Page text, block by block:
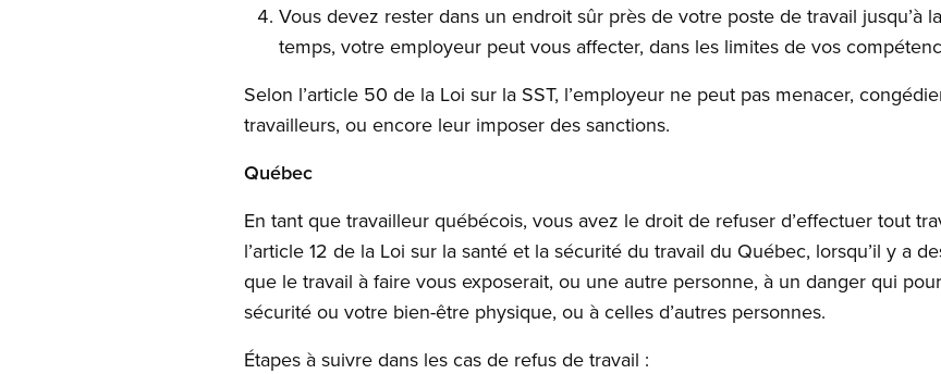
Vous devez rester dans un endroit sûr près de votre poste de travail jusqu’à
temps, votre employeur peut vous affecter, dans les limites de vos
Selon l’article 50 de la Loi sur la SST, l’employeur ne peut pas menacer,
travailleurs, ou encore leur imposer des sanctions.
Québec
En tant que travailleur québécois, vous avez le droit de refuser d’effectuer tout
l’article 12 de la Loi sur la santé et la sécurité du travail du Québec, lorsqu’il y a
que le travail à faire vous exposerait, ou une autre personne, à un danger qui
sécurité ou votre bien-être physique, ou à celles d’autres personnes.
Étapes à suivre dans les cas de refus de travail :